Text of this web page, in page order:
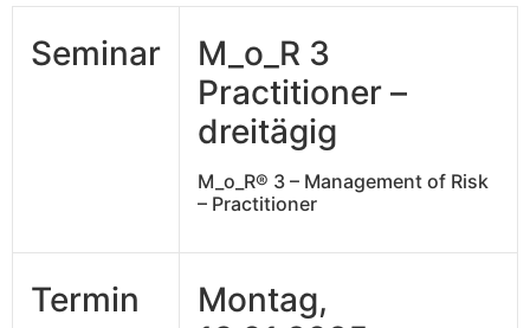
Seminar
M_o_R 3
Practitioner –
dreitägig
M_o_R® 3 – Management of Risk
– Practitioner
Termin
Montag,